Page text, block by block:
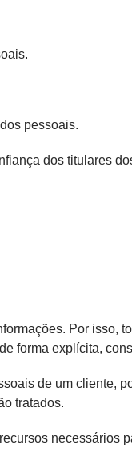
pessoais.
dos titulares
Por isso,
forma explícita,
de um cliente,
tratados.
necessários